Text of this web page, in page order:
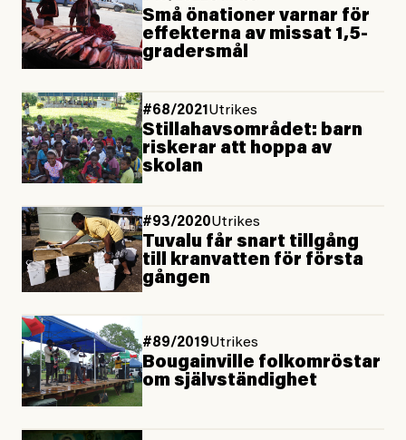
Små önationer varnar för
effekterna av missat 1,5-
gradersmål
#68/2021Utrikes
Stillahavsområdet: barn
riskerar att hoppa av
skolan
#93/2020Utrikes
Tuvalu får snart tillgång
till kranvatten för första
gången
#89/2019Utrikes
Bougainville folkomröstar
om självständighet